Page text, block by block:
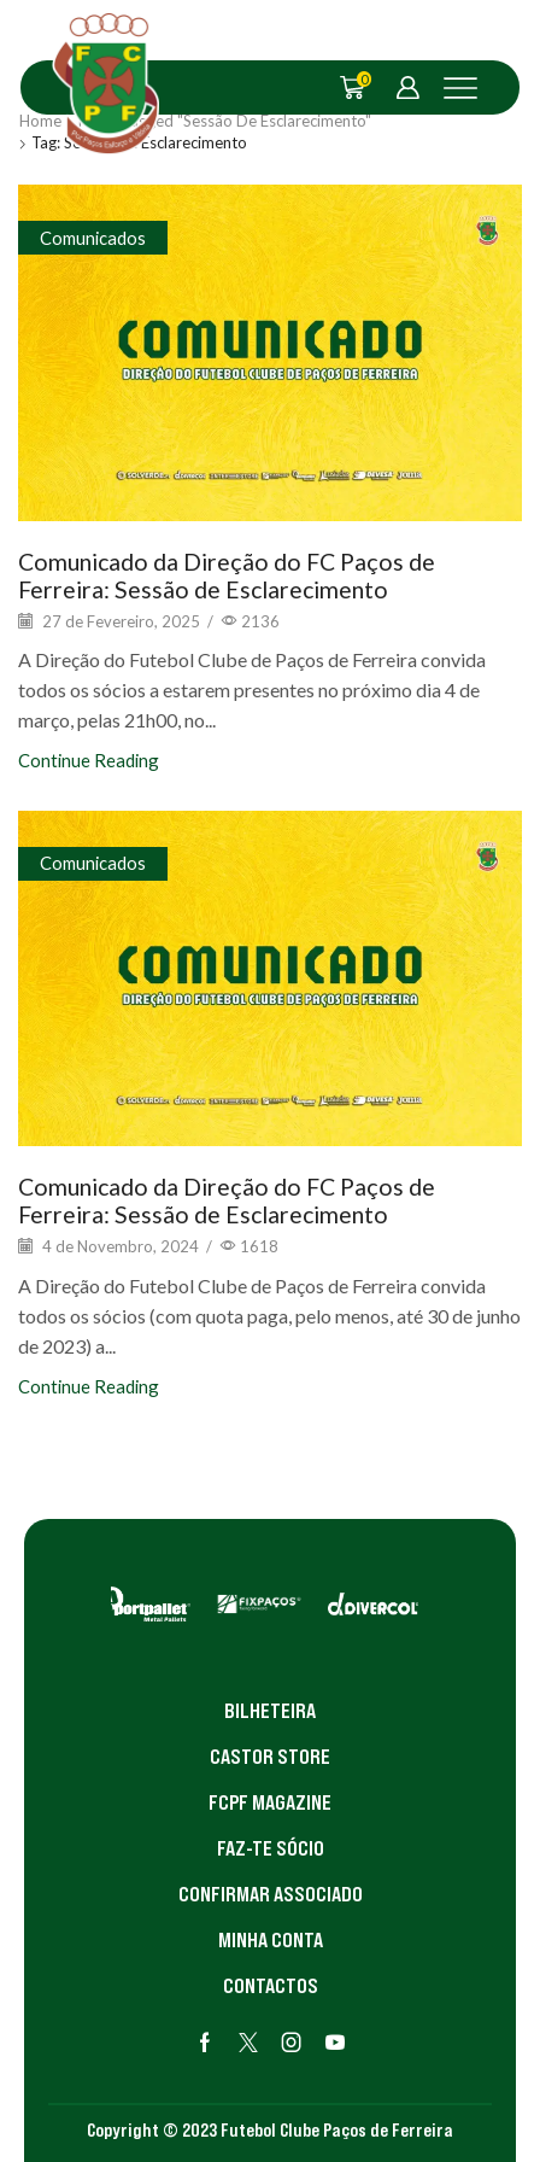
0
Home
Posts Tagged "Sessão De Esclarecimento"
Tag: Sessão De Esclarecimento
Comunicados
Comunicado da Direção do FC Paços de
Ferreira: Sessão de Esclarecimento
27 de Fevereiro, 2025 / 2136
A Direção do Futebol Clube de Paços de Ferreira convida
todos os sócios a estarem presentes no próximo dia 4 de
março, pelas 21h00, no...
Continue Reading
Comunicados
Comunicado da Direção do FC Paços de
Ferreira: Sessão de Esclarecimento
4 de Novembro, 2024 / 1618
A Direção do Futebol Clube de Paços de Ferreira convida
todos os sócios (com quota paga, pelo menos, até 30 de junho
de 2023) a...
Continue Reading
BILHETEIRA
CASTOR STORE
FCPF MAGAZINE
FAZ-TE SÓCIO
CONFIRMAR ASSOCIADO
MINHA CONTA
CONTACTOS
Copyright © 2023 Futebol Clube Paços de Ferreira